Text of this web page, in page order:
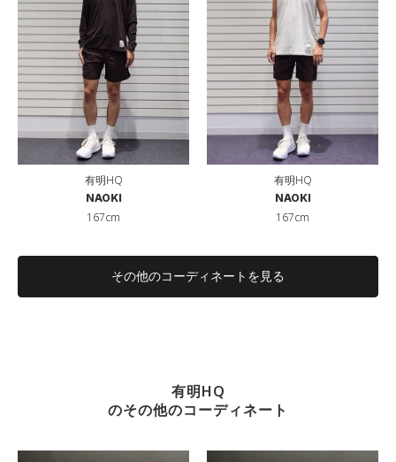
有明HQ
NAOKI
167cm
有明HQ
NAOKI
167cm
その他のコーディネートを見る
有明HQ
のその他のコーディネート